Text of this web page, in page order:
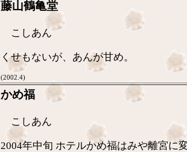
藤山鶴亀堂
こしあん
くせもないが、あんが甘め。
(2002.4)
かめ福
こしあん
2004年中旬 ホテルかめ福はみや離宮に